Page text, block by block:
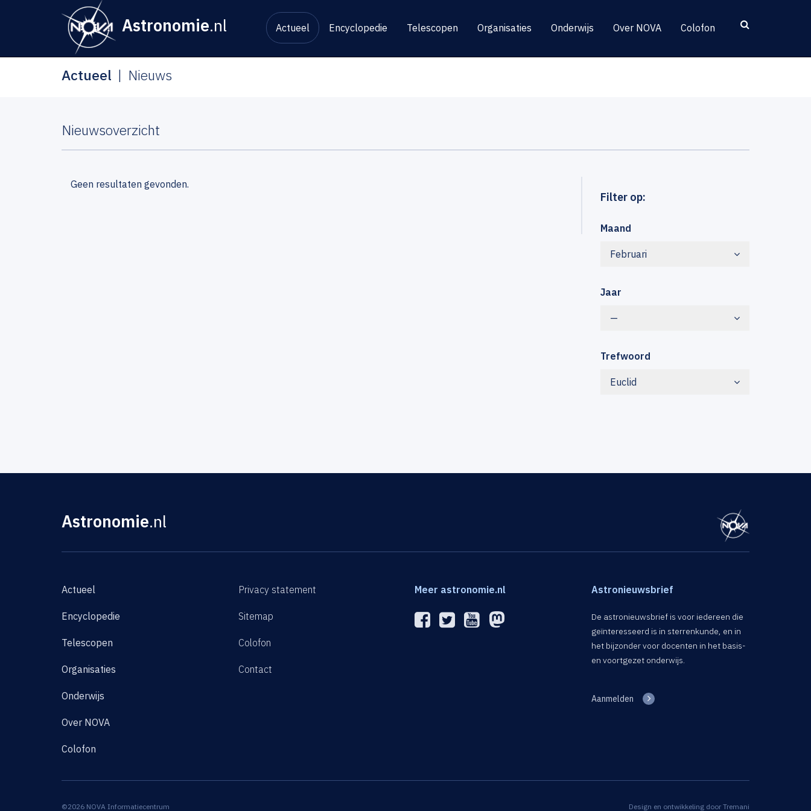
Astronomie.nl Actueel Encyclopedie Telescopen Organisaties Onderwijs Over NOVA Colofon
Actueel Nieuws
Nieuwsoverzicht
Filter op:
Maand
Februari
Jaar
—
Trefwoord
Euclid
Geen resultaten gevonden.
Astronomie.nl
Actueel
Encyclopedie
Telescopen
Organisaties
Onderwijs
Over NOVA
Colofon
Privacy statement
Sitemap
Colofon
Contact
Meer astronomie.nl Astronieuwsbrief
De astronieuwsbrief is voor iedereen die
geïnteresseerd is in sterrenkunde, en in
het bijzonder voor docenten in het basis-
en voortgezet onderwijs.
Aanmelden
©2026 NOVA Informatiecentrum Design en ontwikkeling door Tremani